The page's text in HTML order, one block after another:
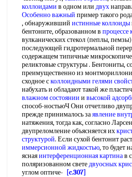
коллоидами в одном или двух
Особенно важный пример такого
, обнаруживший истинные коллоиды
бентоните, образованном в процессе
вулканических стекол (пеплы,
последующей гидротермальной
содержащем типичные
реликтовые структуры . Бентониты,
преимущественно из
сходное сколлоидными гелями
набухать и обладают такой же
влажном состоянии и высокой
способ-ностьюЧ Они отчетливо
прежде принималось заявление
натяжения, тогда как, согласно
двупреломление объясняется их
структурой. Если сухой бентонит
иммерсионной жидкостью, то будет
яснаяинтерференционная картинав
поляризованном светедвуосных
углом оптиче-
[c.307]